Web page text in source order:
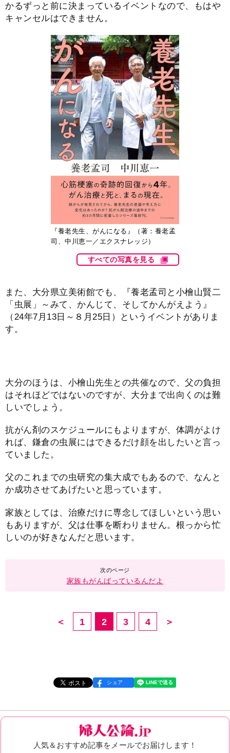
かるずっと前に決まっているイベントなので、もはや
キャンセルはできません。
『養老先生、がんになる』（著：養老孟
司、中川恵一／エクスナレッジ）
すべての写真を見る
また、大分県立美術館でも、『養老孟司と小檜山賢二
「虫展」～みて、かんじて、そしてかんがえよう』
（24年7月13日～８月25日）というイベントがありま
す。
大分のほうは、小檜山先生との共催なので、父の負担
はそれほどではないのですが、大分まで出向くのは難
しいでしょう。
抗がん剤のスケジュールにもよりますが、体調がよけ
れば、鎌倉の虫展にはできるだけ顔を出したいと言っ
ていました。
父のこれまでの虫研究の集大成でもあるので、なんと
か成功させてあげたいと思っています。
家族としては、治療だけに専念してほしいという思い
もありますが、父は仕事を断わりません。根っから忙
しいのが好きなんだと思います。
家族もがんばっているんだよ
＜ 1 2 3 4 ＞
シェア